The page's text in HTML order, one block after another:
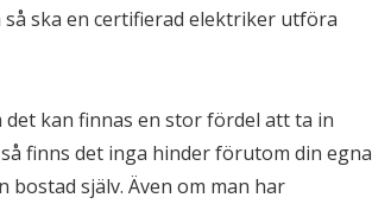
ska en certifierad elektriker utföra
det kan finnas en stor fördel att ta in
finns det inga hinder förutom din egna
själv. Även om man har